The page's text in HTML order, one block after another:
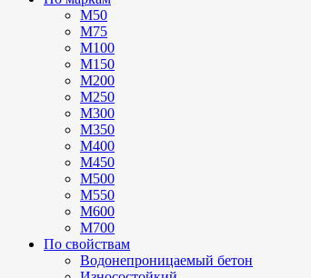
М50
М75
М100
М150
М200
М250
М300
М350
М400
М450
М500
М550
М600
М700
По свойствам
Водонепроницаемый бетон